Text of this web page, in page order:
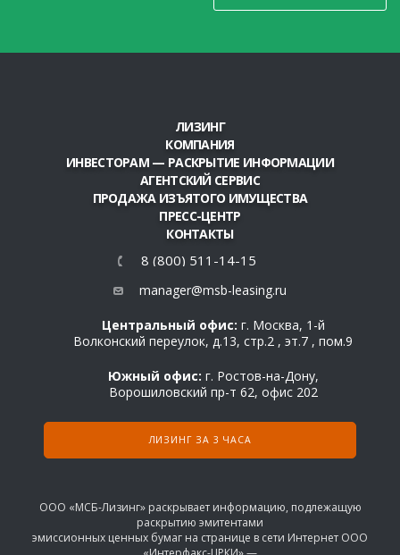
ЛИЗИНГ
КОМПАНИЯ
ИНВЕСТОРАМ — РАСКРЫТИЕ ИНФОРМАЦИИ
АГЕНТСКИЙ СЕРВИС
ПРОДАЖА ИЗЪЯТОГО ИМУЩЕСТВА
ПРЕСС-ЦЕНТР
КОНТАКТЫ
8 (800) 511-14-15
manager@msb-leasing.ru
Центральный офис: г. Москва, 1-й
Волконский переулок, д.13, стр.2 , эт.7 , пом.9
Южный офис: г. Ростов-на-Дону,
Ворошиловский пр-т 62, офис 202
ЛИЗИНГ ЗА 3 ЧАСА
ООО «МСБ-Лизинг» раскрывает информацию, подлежащую
раскрытию эмитентами
эмиссионных ценных бумаг на странице в сети Интернет ООО